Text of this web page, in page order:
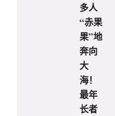
多人
“赤果
果”地
奔向
大
海！
最年
长者